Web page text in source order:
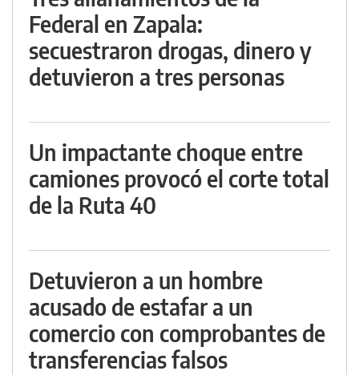
Federal en Zapala:
secuestraron drogas, dinero y
detuvieron a tres personas
Un impactante choque entre
camiones provocó el corte total
de la Ruta 40
Detuvieron a un hombre
acusado de estafar a un
comercio con comprobantes de
transferencias falsos